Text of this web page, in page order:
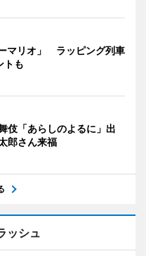
マリオ」 ラッピング列車
トも
伎「あらしのよるに」出
郎さん来福
ッシュ